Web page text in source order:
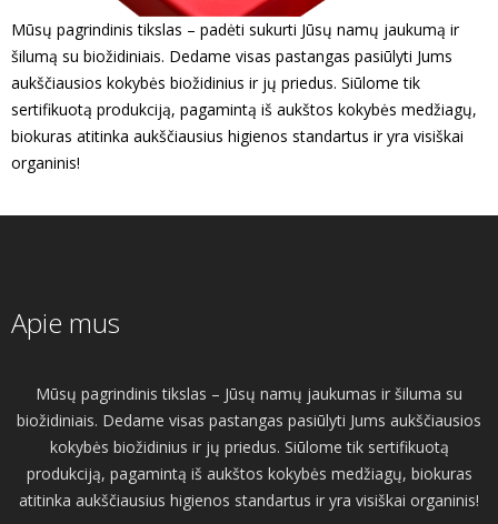
Mūsų pagrindinis tikslas – padėti sukurti Jūsų namų jaukumą ir
šilumą su biožidiniais. Dedame visas pastangas pasiūlyti Jums
aukščiausios kokybės biožidinius ir jų priedus. Siūlome tik
sertifikuotą produkciją, pagamintą iš aukštos kokybės medžiagų,
biokuras atitinka aukščiausius higienos standartus ir yra visiškai
organinis!
Apie mus
Mūsų pagrindinis tikslas – Jūsų namų jaukumas ir šiluma su
biožidiniais. Dedame visas pastangas pasiūlyti Jums aukščiausios
kokybės biožidinius ir jų priedus. Siūlome tik sertifikuotą
produkciją, pagamintą iš aukštos kokybės medžiagų, biokuras
atitinka aukščiausius higienos standartus ir yra visiškai organinis!